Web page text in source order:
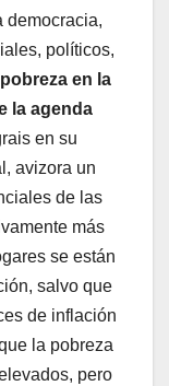
democracia,
políticos,
en la
la agenda
en su
avizora un
de las
más
se están
salvo que
de inflación
la pobreza
pero